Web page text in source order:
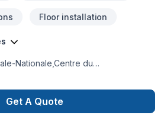
Floor installation
Nationale,Centre du
réalisations durables grâce à une
le domaine de Armoires, Carrelage,
Margelle, Meubles, Plancher,
Get A Quote